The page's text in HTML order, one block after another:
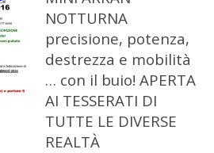
NOTTURNA
precisione, potenza,
destrezza e mobilità
… con il buio! APERTA
AI TESSERATI DI
TUTTE LE DIVERSE
REALTÀ